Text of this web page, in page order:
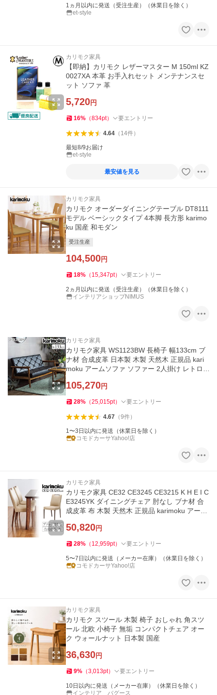
1ヵ月以内に発送（受注生産）（休業日を除く）
et-style
カリモク家具
【即納】カリモク レザーマスター M 150ml KZ
0027XA 本革 お手入れセット メンテナンスセ
ット ソファ 革
5,720円
16% （834pt） 要エントリー
4.64（ 14件）
最短8/9お届け
et-style
最安値を見る
カリモク家具
カリモク オーダーダイニングテーブル DT8111
モデル ベーシックタイプ 4本脚 長方形 karimo
ku 国産 和モダン
受注生産
104,500円
18% （ 15,347pt） 要エントリー
2ヵ月以内に発送（受注生産）（休業日を除く）
インテリアショップNIMUS
カリモク家具
カリモク家具 WS1123BW 長椅子 幅133cm ブ
ナ材 合成皮革 日本製 木製 天然木 正規品 kari
moku アームソファ ソファー 2人掛け レトロ
105,270円
28% （25,015pt） 要エントリー
4.67（9件）
1〜3日以内に発送（休業日を除く）
コモドカーサYahoo!店
カリモク家具
カリモク家具 CE32 CE3245 CE3215 K H E I C
E3245YK ダイニングチェア 肘なし ブナ材 合
成皮革 布 木製 天然木 正規品 karimoku アーム
50,820円
28% （ 12,959pt） 要エントリー
5〜7日以内に発送（メーカー在庫）（休業日を除く）
コモドカーサYahoo!店
カリモク家具
カリモク スツール 木製 椅子 おしゃれ 角スツ
ール 北欧 小椅子 無垢 コンパクトチェア オー
ク ウォールナット 日本製 国産
36,630円
9% （3,013pt） 要エントリー
10日以内に発送（メーカー在庫）（休業日を除く）
インテリア バグース